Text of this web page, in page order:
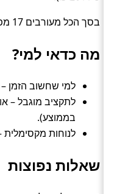
בסך הכל מעורבים 17 מפעילים ו־8 תחנות מוצא/יעד.
מה כדאי למי?
למי שחשוב הזמן –
בממוצע).
לנוחות מקסימלית –
שאלות נפוצות